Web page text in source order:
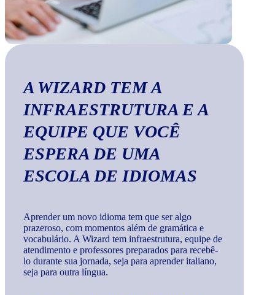
A WIZARD TEM A
INFRAESTRUTURA E A
EQUIPE QUE VOCÊ
ESPERA DE UMA
ESCOLA DE IDIOMAS
Aprender um novo idioma tem que ser algo
prazeroso, com momentos além de gramática e
vocabulário. A Wizard tem infraestrutura, equipe de
atendimento e professores preparados para recebê-
lo durante sua jornada, seja para aprender italiano,
seja para outra língua.